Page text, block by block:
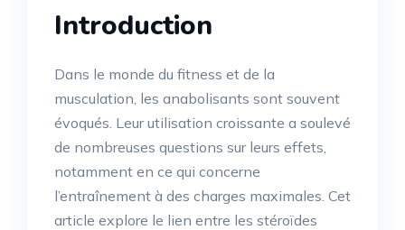
Introduction
Dans le monde du fitness et de la
musculation, les anabolisants sont souvent
évoqués. Leur utilisation croissante a soulevé
de nombreuses questions sur leurs effets,
notamment en ce qui concerne
l’entraînement à des charges maximales. Cet
article explore le lien entre les stéroïdes